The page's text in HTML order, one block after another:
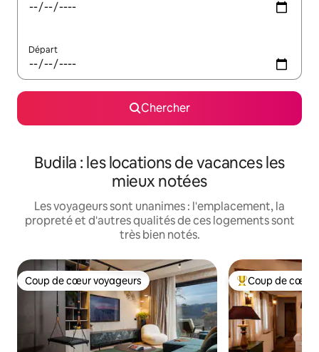
Départ
Chercher
Budila : les locations de vacances les
mieux notées
Les voyageurs sont unanimes : l'emplacement, la
propreté et d'autres qualités de ces logements sont
très bien notés.
Coup de cœur voyageurs
Coup de cœur voyageurs Coup de cœur
Coup de cœur